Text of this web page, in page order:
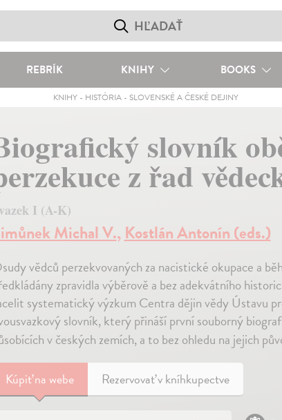
REBRÍK KNIHY BOOKS
KNIHY- HISTÓRIA- SLOVENSKÉ A ČESKÉ DEJINY
slovník
z řad
I (A-K)
Michal V., Kostlán Antonín (eds.)
vědců perzekvovaných za nacistické okupace a
zpravidla výběrově a bez adekvátního
systematický výzkum Centra dějin vědy Ústavu
slovník, který přináší první souborný
v českých zemích, a to bez ohledu na jejich
Kúpiťna webe Rezervovať v kníhkupectve